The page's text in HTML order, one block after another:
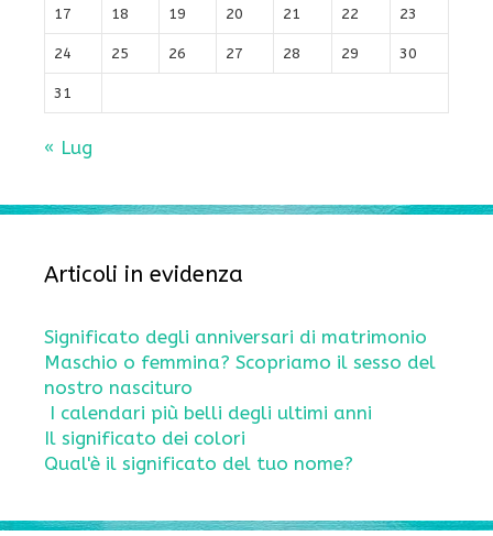
17 18 19 20 21 22 23
24 25 26 27 28 29 30
31
« Lug
Articoli in evidenza
Significato degli anniversari di matrimonio
Maschio o femmina? Scopriamo il sesso del
nostro nascituro
I calendari più belli degli ultimi anni
Il significato dei colori
Qual'è il significato del tuo nome?